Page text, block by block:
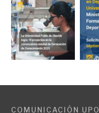
COMUNICACIÓN UPO